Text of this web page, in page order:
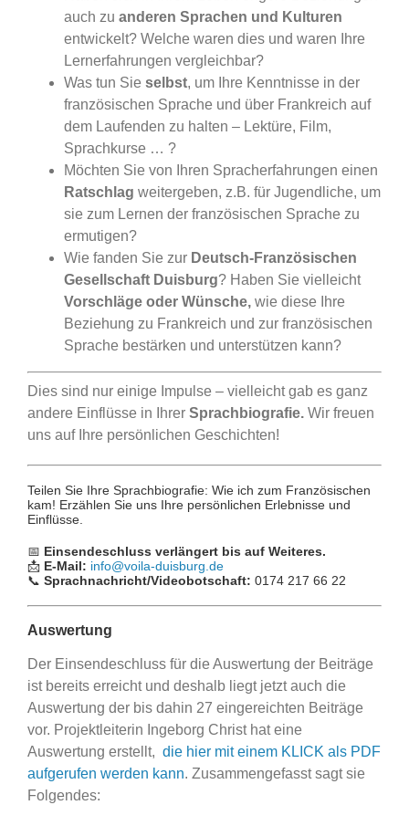
auch zu anderen Sprachen und Kulturen
entwickelt? Welche waren dies und waren Ihre
Lernerfahrungen vergleichbar?
Was tun Sie selbst, um Ihre Kenntnisse in der
französischen Sprache und über Frankreich auf
dem Laufenden zu halten – Lektüre, Film,
Sprachkurse … ?
Möchten Sie von Ihren Spracherfahrungen einen
Ratschlag weitergeben, z.B. für Jugendliche, um
sie zum Lernen der französischen Sprache zu
ermutigen?
Wie fanden Sie zur Deutsch-Französischen
Gesellschaft Duisburg? Haben Sie vielleicht
Vorschläge oder Wünsche,wie diese Ihre
Beziehung zu Frankreich und zur französischen
Sprache bestärken und unterstützen kann?
Dies sind nur einige Impulse – vielleicht gab es ganz
andere Einflüsse in Ihrer Sprachbiografie.Wir freuen
uns auf Ihre persönlichen Geschichten!
Teilen Sie Ihre Sprachbiografie: Wie ich zum Französischen
kam! Erzählen Sie uns Ihre persönlichen Erlebnisse und
Einflüsse.
📅 Einsendeschluss verlängert bis auf Weiteres.
📩 E-Mail: info@voila-duisburg.de
📞 Sprachnachricht/Videobotschaft: 0174 217 66 22
Auswertung
Der Einsendeschluss für die Auswertung der Beiträge
ist bereits erreicht und deshalb liegt jetzt auch die
Auswertung der bis dahin 27 eingereichten Beiträge
vor. Projektleiterin Ingeborg Christ hat eine
Auswertung erstellt, die hier mit einem KLICK als PDF
aufgerufen werden kann. Zusammengefasst sagt sie
Folgendes: